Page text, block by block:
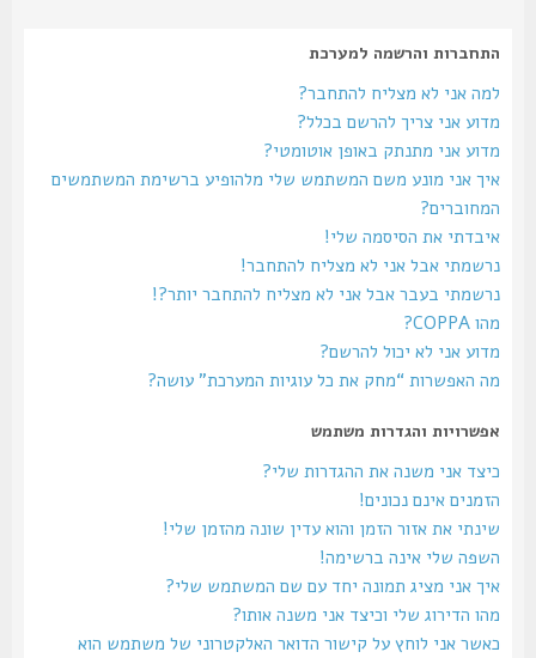
התחברות והרשמה למערכת
למה אני לא מצליח להתחבר?
מדוע אני צריך להרשם בכלל?
מדוע אני מתנתק באופן אוטומטי?
איך אני מונע משם המשתמש שלי מלהופיע ברשימת המשתמשים
המחוברים?
איבדתי את הסיסמה שלי!
נרשמתי אבל אני לא מצליח להתחבר!
נרשמתי בעבר אבל אני לא מצליח להתחבר יותר?!
מדוע אני לא יכול להרשם?
מה האפשרות “מחק את כל עוגיות המערכת” עושה?
אפשרויות והגדרות משתמש
כיצד אני משנה את ההגדרות שלי?
הזמנים אינם נכונים!
שינתי את אזור הזמן והוא עדין שונה מהזמן שלי!
השפה שלי אינה ברשימה!
איך אני מציג תמונה יחד עם שם המשתמש שלי?
מהו הדירוג שלי וכיצד אני משנה אותו?
כאשר אני לוחץ על קישור הדואר האלקטרוני של משתמש הוא